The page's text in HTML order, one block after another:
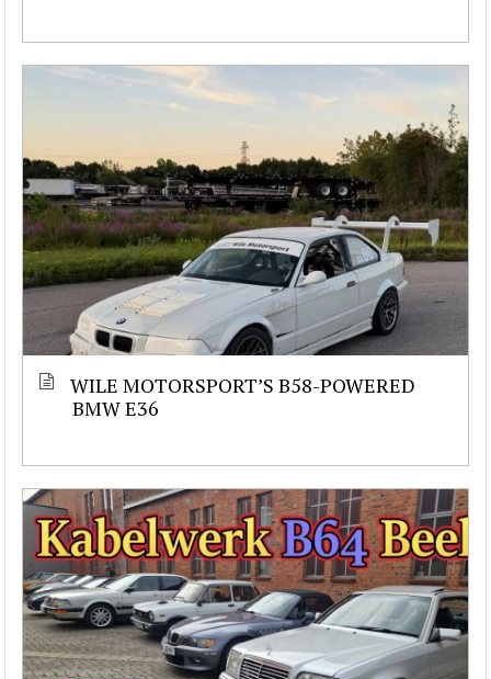
WILE MOTORSPORT’S B58-POWERED
BMW E36